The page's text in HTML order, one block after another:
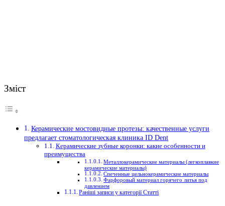
Зміст
Керамические мостовидные протезы: качественные услуги
предлагает стоматологическая клиника ID Dent
Керамические зубные коронки: какие особенности и
преимущества
Металлокерамические материалы (легкоплавкие
керамические материалы)
Спеченные цельнокерамические материалы
Фарфоровый материал горячего литья под
давлением
Раніші записи у категорії Статті